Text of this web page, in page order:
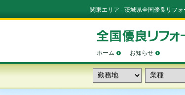
関東エリア - 茨城県全国優良リフ
ホーム お知らせ